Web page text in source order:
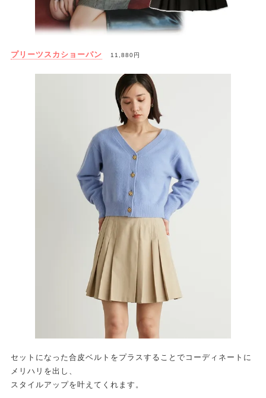
プリーツスカショーパン 11,880円
セットになった合皮ベルトをプラスすることでコーディネートに
メリハリを出し、
スタイルアップを叶えてくれます。